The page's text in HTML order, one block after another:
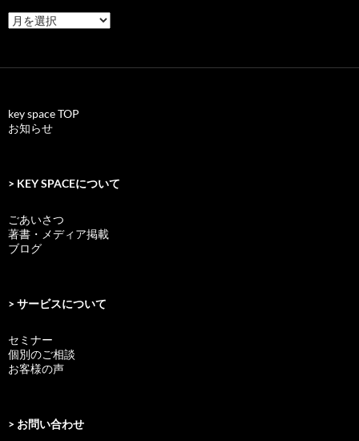
archives
key space TOP
お知らせ
> KEY SPACEについて
ごあいさつ
著書・メディア掲載
ブログ
> サービスについて
セミナー
個別のご相談
お客様の声
> お問い合わせ